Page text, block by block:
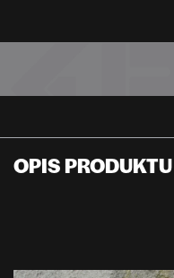
OPIS PRODUKTU